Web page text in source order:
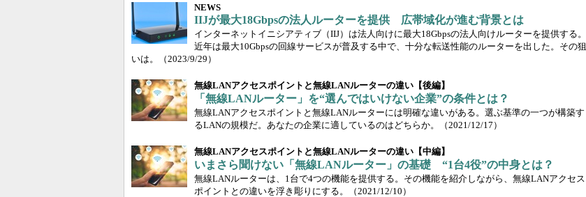
NEWS
IIJが最大18Gbpsの法人ルーターを提供 広帯域化が進む背景とは
インターネットイニシアティブ（IIJ）は法人向けに最大18Gbpsの法人向けルーターを提供する。
近年は最大10Gbpsの回線サービスが普及する中で、十分な転送性能のルーターを出した。その狙
いは。
（2023/9/29）
無線LANアクセスポイントと無線LANルーターの違い【後編】
「無線LANルーター」を“選んではいけない企業”の条件とは？
無線LANアクセスポイントと無線LANルーターには明確な違いがある。選ぶ基準の一つが構築す
るLANの規模だ。あなたの企業に適しているのはどちらか。
（2021/12/17）
無線LANアクセスポイントと無線LANルーターの違い【中編】
いまさら聞けない「無線LANルーター」の基礎 “1台4役”の中身とは？
無線LANルーターは、1台で4つの機能を提供する。その機能を紹介しながら、無線LANアクセス
ポイントとの違いを浮き彫りにする。
（2021/12/10）